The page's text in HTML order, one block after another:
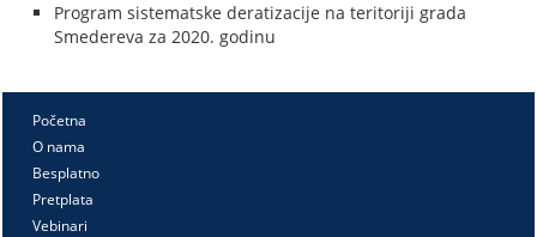
Program sistematske deratizacije na teritoriji grada
Smedereva za 2020. godinu
Početna
O nama
Besplatno
Pretplata
Vebinari